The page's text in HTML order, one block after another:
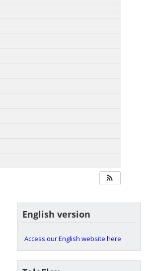
English version
Access our English website here